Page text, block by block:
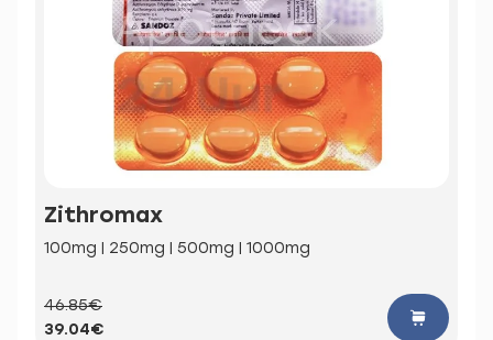
Zithromax
100mg | 250mg | 500mg | 1000mg
46.85€
39.04€